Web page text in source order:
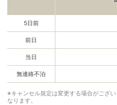
5日前
前日
当日
無連絡不泊
※キャンセル規定は変更する場合がござ
なります。